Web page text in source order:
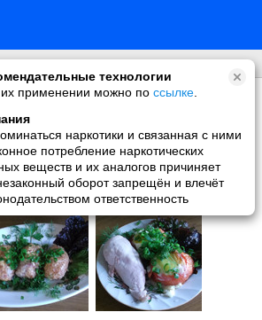
технологии
их применении можно по ссылке
наркотики и связанная с ними
потребление наркотических
веществ и их аналогов причиняет
оборот запрещён и влечёт
ответственность